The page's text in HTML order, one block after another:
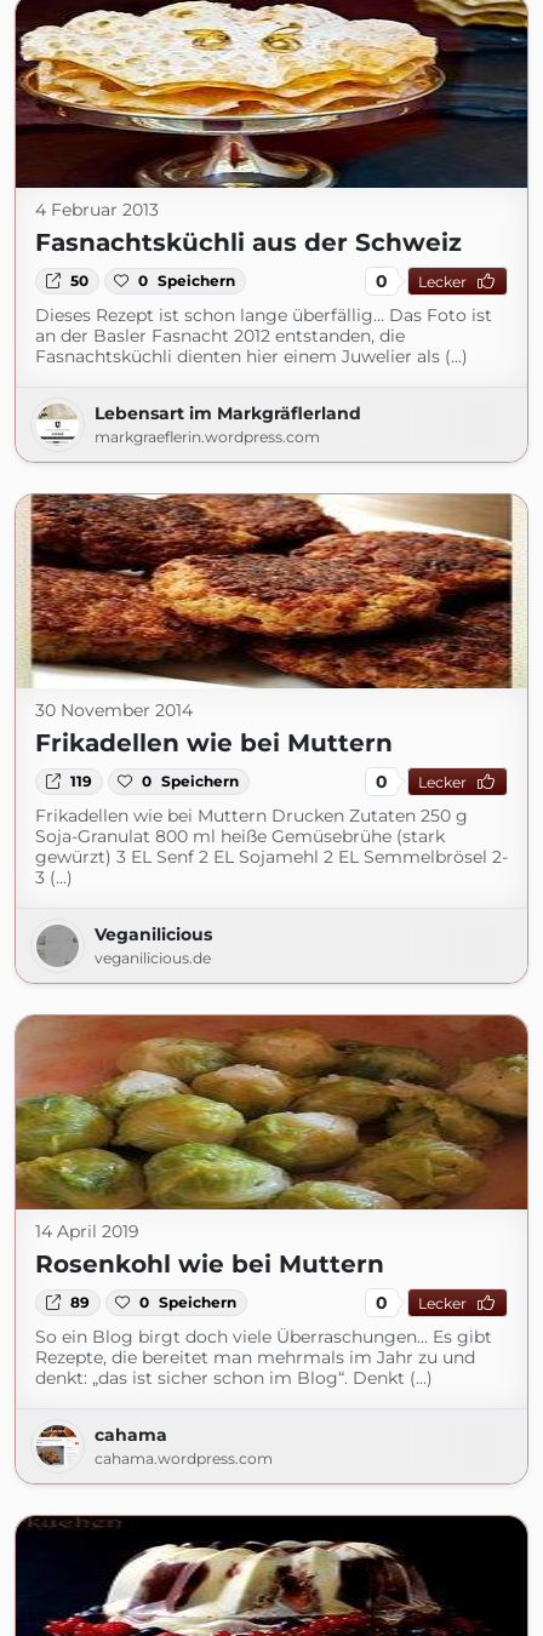
4 Februar 2013
Fasnachtsküchli aus der Schweiz
50 0 Speichern 0 Lecker
Dieses Rezept ist schon lange überfällig… Das Foto ist
an der Basler Fasnacht 2012 entstanden, die
Fasnachtsküchli dienten hier einem Juwelier als (...)
Lebensart im Markgräflerland
markgraeflerin.wordpress.com
30 November 2014
Frikadellen wie bei Muttern
119 0 Speichern 0 Lecker
Frikadellen wie bei Muttern Drucken Zutaten 250 g
Soja-Granulat 800 ml heiße Gemüsebrühe (stark
gewürzt) 3 EL Senf 2 EL Sojamehl 2 EL Semmelbrösel 2-
3 (...)
Veganilicious
veganilicious.de
14 April 2019
Rosenkohl wie bei Muttern
89 0 Speichern 0 Lecker
So ein Blog birgt doch viele Überraschungen… Es gibt
Rezepte, die bereitet man mehrmals im Jahr zu und
denkt: „das ist sicher schon im Blog“. Denkt (...)
cahama
cahama.wordpress.com